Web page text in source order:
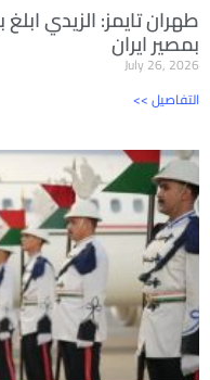
طهران تايمز: الزيدي
بمصير ايران
July 26, 2026
<< التفاصيل